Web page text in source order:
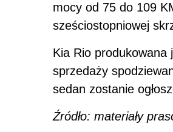
mocy od 75 do 109
sześciostopniowej
Kia Rio produkowana
sprzedaży
sedan zostanie
Źródło: materiały